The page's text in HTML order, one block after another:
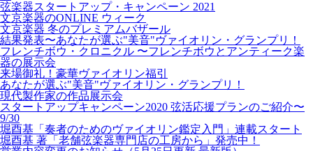
弦楽器スタートアップ・キャンペーン 2021
文京楽器のONLINE ウィーク
文京楽器 冬のプレミアムバザール
結果発表〜あなたが選ぶ"美音"ヴァイオリン・グランプリ！
フレンチボウ・クロニクル 〜フレンチボウとアンティーク楽
器の展示会
来場御礼！豪華ヴァイオリン福引
あなたが選ぶ"美音"ヴァイオリン・グランプリ！
現代製作家の作品展示会
スタートアップキャンペーン2020 弦活応援プランのご紹介〜
9/30
堀酉基「奏者のためのヴァイオリン鑑定入門」連載スタート
堀酉基 著「老舗弦楽器専門店の工房から」発売中！